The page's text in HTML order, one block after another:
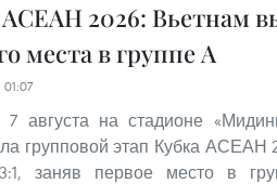
2026: Вьетнам
места в группе A
7 августа на стадионе
групповой этап Кубка АСЕАН
заняв первое место в